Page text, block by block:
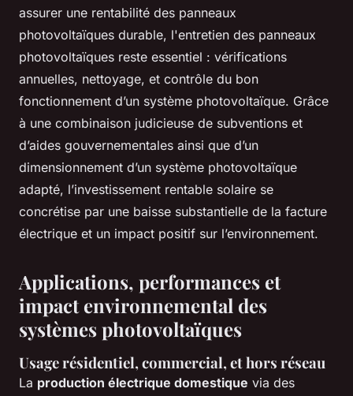
assurer une rentabilité des panneaux
photovoltaïques durable, l'entretien des panneaux
photovoltaïques reste essentiel : vérifications
annuelles, nettoyage, et contrôle du bon
fonctionnement d’un système photovoltaïque. Grâce
à une combinaison judicieuse de subventions et
d’aides gouvernementales ainsi que d’un
dimensionnement d’un système photovoltaïque
adapté, l’investissement rentable solaire se
concrétise par une baisse substantielle de la facture
électrique et un impact positif sur l’environnement.
Applications, performances et
impact environnemental des
systèmes photovoltaïques
Usage résidentiel, commercial, et hors réseau
La production électrique domestique via des